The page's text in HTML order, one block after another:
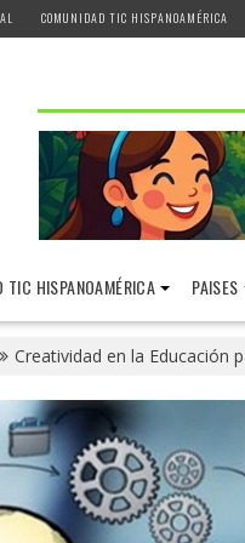
COMUNIDAD TIC HISPANOAMÉRICA
TIC HISPANOAMÉRICA PAISES
Creatividad en la Educación